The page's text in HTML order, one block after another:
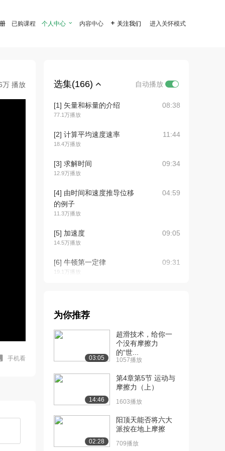
已购课程 个人中心  内容中心  关注我们 进入关怀模式
万 播放
手机看
选集(166) 自动播放
[1] 矢量和标量的介绍
77.1万播放
08:38
[2] 计算平均速度速率
18.4万播放
11:44
[3] 求解时间
12.9万播放
09:34
[4] 由时间和速度推导位移
的例子
11.3万播放
04:59
[5] 加速度
14.5万播放
09:05
[6] 牛顿第一定律
19.1万播放
09:31
[8] 牛顿第三定律
12.5万播放
[9] Airbus A380飞机起飞问
题
[10] Airbus A380起飞距离
[11] Time Line为什么距离
09:25
为你推荐
03:05
超滑技术，给你一
个没有摩擦力
的“世...
1057播放
14:46
第4章第5节 运动与
摩擦力（上）
1603播放
02:28
阳顶天能否将六大
派按在地上摩擦
709播放